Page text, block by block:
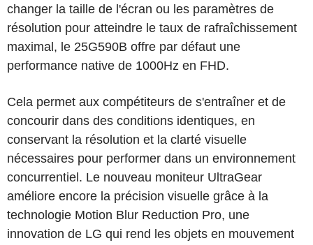
changer la taille de l'écran ou les paramètres de
résolution pour atteindre le taux de rafraîchissement
maximal, le 25G590B offre par défaut une
performance native de 1000Hz en FHD.
Cela permet aux compétiteurs de s'entraîner et de
concourir dans des conditions identiques, en
conservant la résolution et la clarté visuelle
nécessaires pour performer dans un environnement
concurrentiel. Le nouveau moniteur UltraGear
améliore encore la précision visuelle grâce à la
technologie Motion Blur Reduction Pro, une
innovation de LG qui rend les objets en mouvement